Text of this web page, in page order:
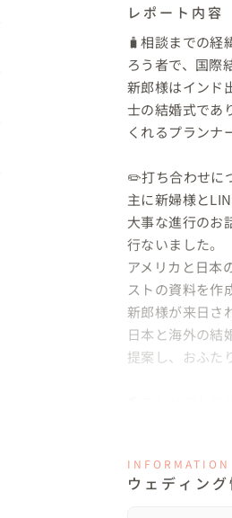
レポート内容
🧳相談までの経
ろう者で、国際
新郎様はインド
士の結婚式であ
くれるプランナ
✏️打ち合わせに
主に新婦様と
大事な進行のお
行ないました。
アメリカと日本
ストの資料を作
新郎様が来日さ
日本と海外の結
提案し、おふた
ふたりの共通点
でも行っちゃう
INFORMATION
ウェディング